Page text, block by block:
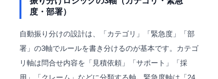
度・部署）
自動振り分けの設計は、「カテゴリ」「緊急度」「部
署」の3軸でルールを書き分けるのが基本です。カテゴ
リ軸は問合せ内容を「見積依頼」「サポート」「採
用」「クレーム」などに分類する軸。緊急度軸は「24